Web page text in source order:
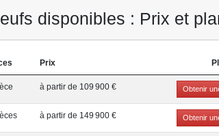
disponibles : Prix et
Prix
à partir de 109 900 € Obtenir
s à partir de 149 900 € Obtenir